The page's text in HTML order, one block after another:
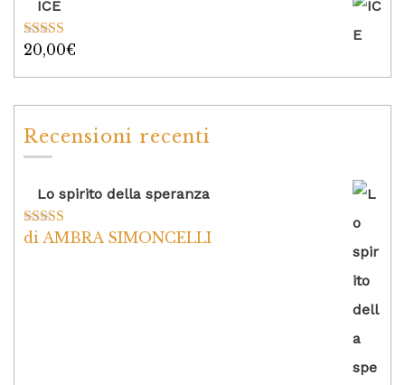
ICE
Valutato
20,00€
Recensioni recenti
Lo spirito della speranza
Valutato5su
di AMBRA SIMONCELLI